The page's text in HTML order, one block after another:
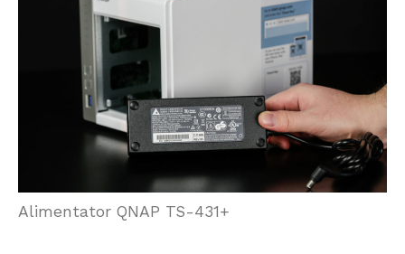
Alimentator QNAP TS-431+